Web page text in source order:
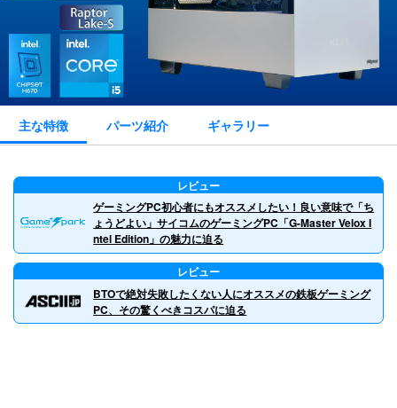
主な特徴 パーツ紹介 ギャラリー
レビュー
ゲーミングPC初心者にもオススメしたい！良い意味で「ち
ょうどよい」サイコムのゲーミングPC「G-Master Velox I
ntel Edition」の魅力に迫る
レビュー
BTOで絶対失敗したくない人にオススメの鉄板ゲーミング
PC、その驚くべきコスパに迫る